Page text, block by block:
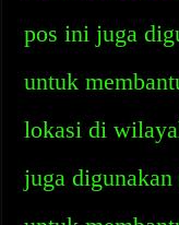
pos ini juga
untuk
lokasi di
juga digunakan